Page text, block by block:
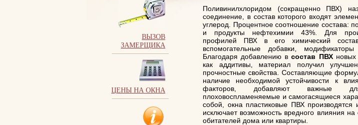
ВЫЗОВ
ЗАМЕРЩИКА
ЦЕНЫ НА ОКНА
Поливинилхлоридом (сокращенно ПВХ)
соединение, в состав которого входят
углерод. Процентное соотношение состава:
и продукты нефтехимии 43%. Для
профилей ПВХ в его химический
вспомогательные добавки,
Благодаря добавлению всостав ПВХновых
как аддитивы, материал получил
прочностные свойства. Составляющие
наличие необходимой устойчивости к
факторов, добавляют важные
плоховоспламеняемые и самогасящиеся
собой, окна пластиковые ПВХ производятся
исключает возможность вредного влияния на
обитателей дома или квартиры.